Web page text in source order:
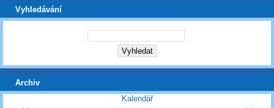
Vyhledávání
Archiv
Kalendář